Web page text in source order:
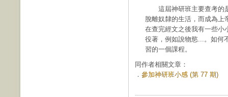
這屆神研班主要查考的是
脫離奴隸的生活，而成為上
在查完經文之後我有一些小
役著，例如說物慾...。如何
習的一個課程。
同作者相關文章：
． 參加神研班小感 (第 77 期)